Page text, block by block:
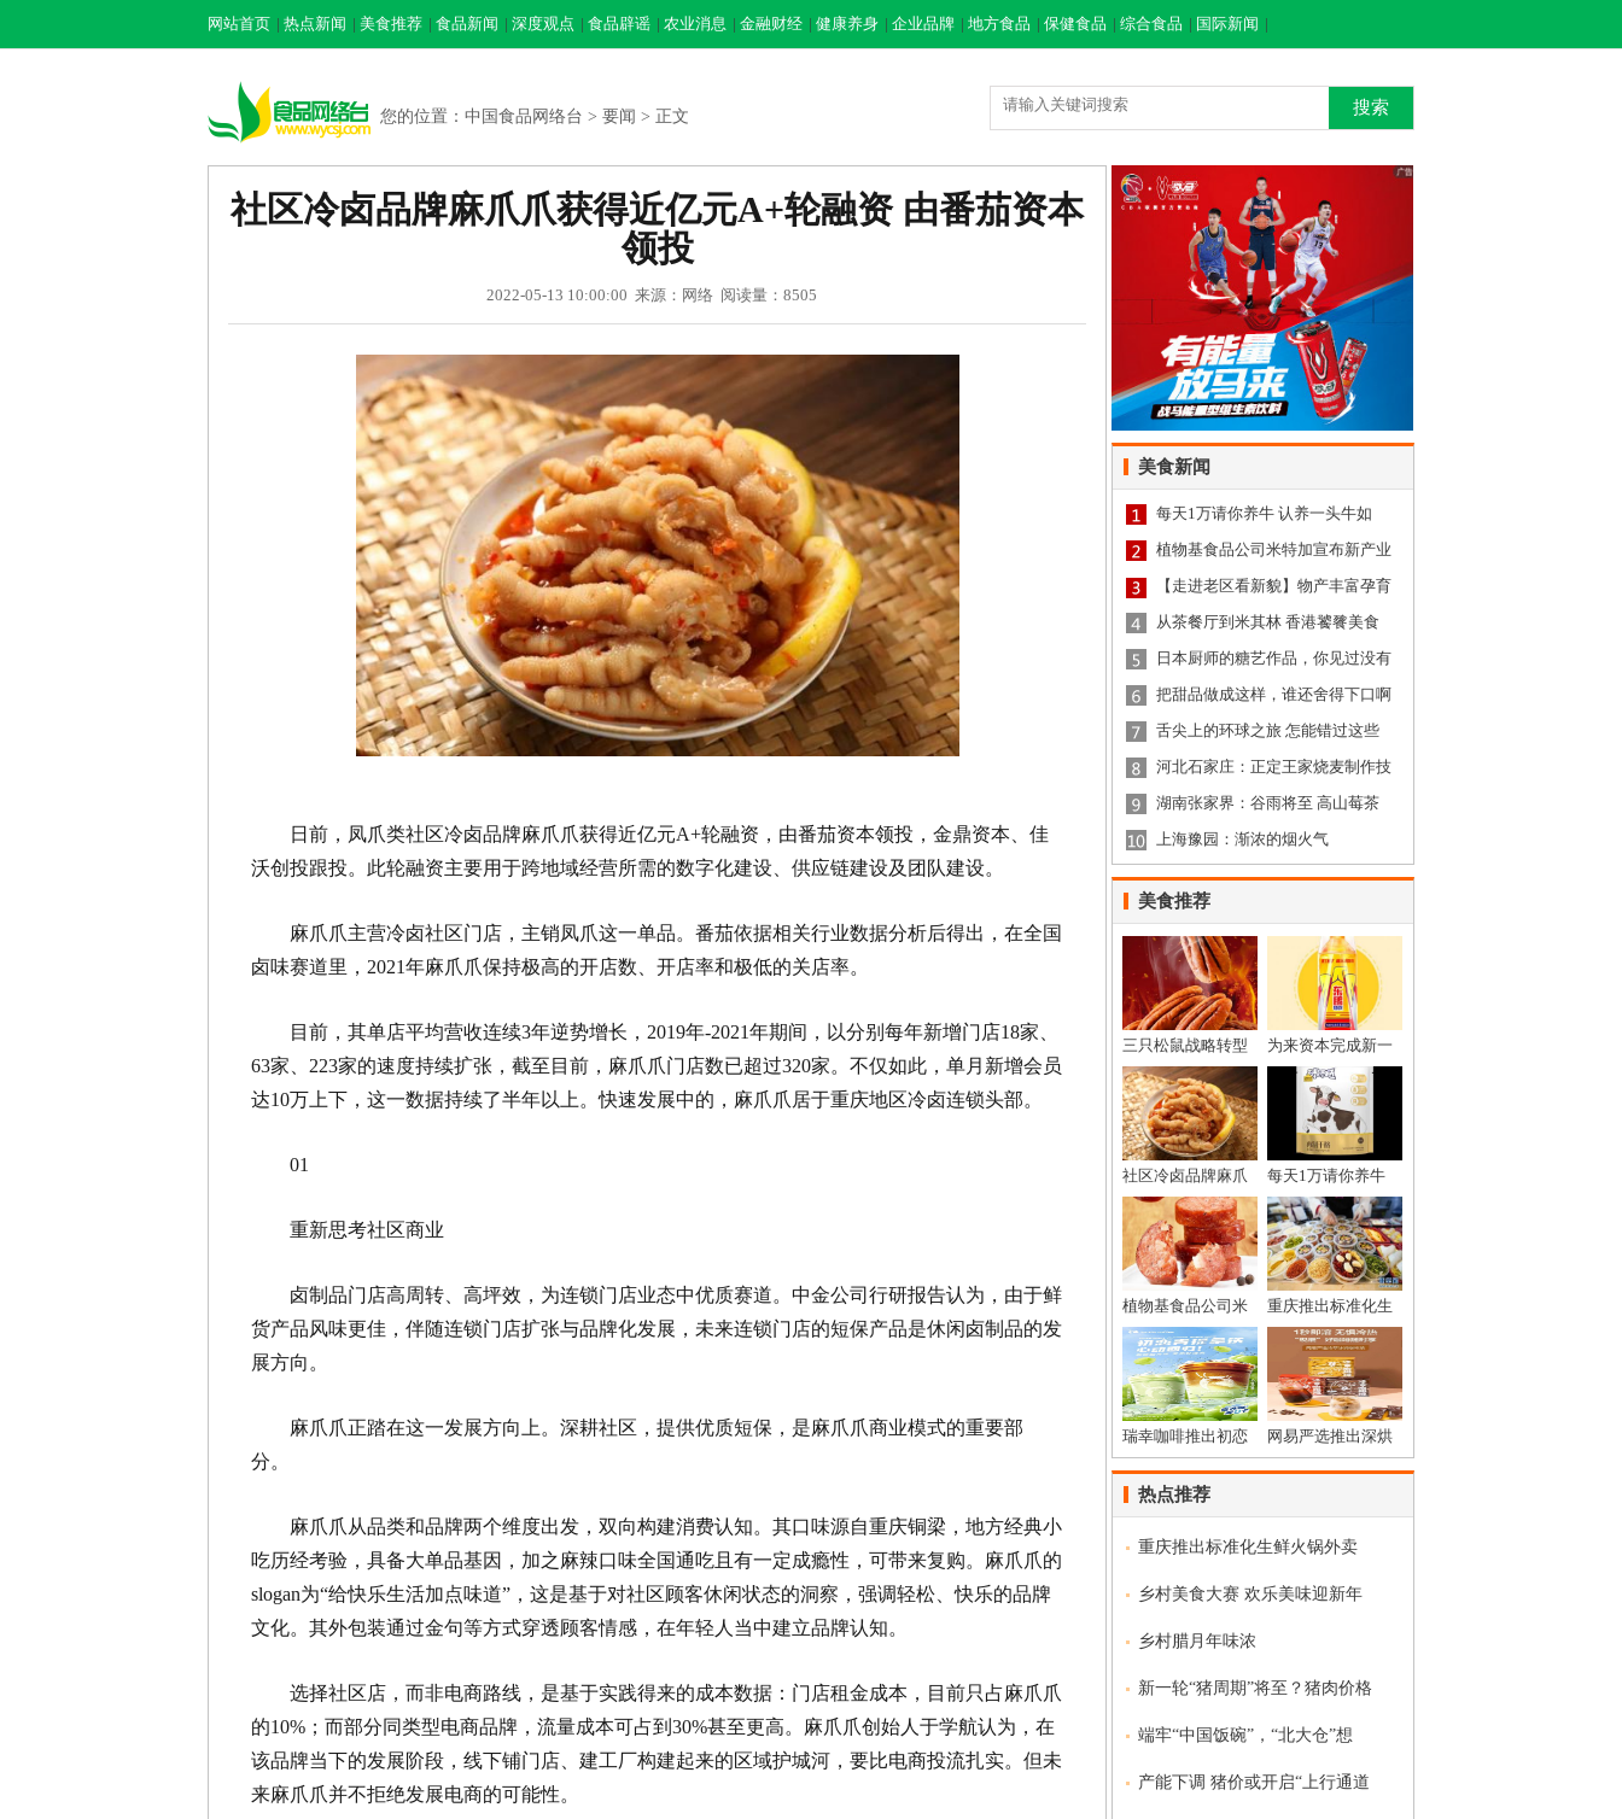
网站首页 | 热点新闻 | 美食推荐 | 食品新闻 | 深度观点 | 食品辟谣 | 农业消息 | 金融财经 | 健康养身 | 企业品牌 | 地方食品 | 保健食品 | 综合食品 | 国际新闻 |
您的位置： 中国食品网络台 > 要闻 > 正文 搜索
社区冷卤品牌麻爪爪获得近亿元A+轮融资 由番茄资本
领投
2022-05-13 10:00:00 来源：网络 阅读量：8505
日前，凤爪类社区冷卤品牌麻爪爪获得近亿元A+轮融资，由番茄资本领投，金鼎资本、佳
沃创投跟投。此轮融资主要用于跨地域经营所需的数字化建设、供应链建设及团队建设。
麻爪爪主营冷卤社区门店，主销凤爪这一单品。番茄依据相关行业数据分析后得出，在全国
卤味赛道里，2021年麻爪爪保持极高的开店数、开店率和极低的关店率。
目前，其单店平均营收连续3年逆势增长，2019年-2021年期间，以分别每年新增门店18家、
63家、223家的速度持续扩张，截至目前，麻爪爪门店数已超过320家。不仅如此，单月新增会员
达10万上下，这一数据持续了半年以上。快速发展中的，麻爪爪居于重庆地区冷卤连锁头部。
01
重新思考社区商业
卤制品门店高周转、高坪效，为连锁门店业态中优质赛道。中金公司行研报告认为，由于鲜
货产品风味更佳，伴随连锁门店扩张与品牌化发展，未来连锁门店的短保产品是休闲卤制品的发
展方向。
麻爪爪正踏在这一发展方向上。深耕社区，提供优质短保，是麻爪爪商业模式的重要部
分。
麻爪爪从品类和品牌两个维度出发，双向构建消费认知。其口味源自重庆铜梁，地方经典小
吃历经考验，具备大单品基因，加之麻辣口味全国通吃且有一定成瘾性，可带来复购。麻爪爪的
slogan为“给快乐生活加点味道”，这是基于对社区顾客休闲状态的洞察，强调轻松、快乐的品牌
文化。其外包装通过金句等方式穿透顾客情感，在年轻人当中建立品牌认知。
选择社区店，而非电商路线，是基于实践得来的成本数据：门店租金成本，目前只占麻爪爪
的10%；而部分同类型电商品牌，流量成本可占到30%甚至更高。麻爪爪创始人于学航认为，在
该品牌当下的发展阶段，线下铺门店、建工厂构建起来的区域护城河，要比电商投流扎实。但未
来麻爪爪并不拒绝发展电商的可能性。
美食新闻
每天1万请你养牛 认养一头牛如
植物基食品公司米特加宣布新产业
【走进老区看新貌】物产丰富孕育
从茶餐厅到米其林 香港饕餮美食
日本厨师的糖艺作品，你见过没有
把甜品做成这样，谁还舍得下口啊
舌尖上的环球之旅 怎能错过这些
河北石家庄：正定王家烧麦制作技
湖南张家界：谷雨将至 高山莓茶
上海豫园：渐浓的烟火气
美食推荐
三只松鼠战略转型 为来资本完成新一
社区冷卤品牌麻爪 每天1万请你养牛
植物基食品公司米 重庆推出标准化生
瑞幸咖啡推出初恋 网易严选推出深烘
热点推荐
重庆推出标准化生鲜火锅外卖
乡村美食大赛 欢乐美味迎新年
乡村腊月年味浓
新一轮“猪周期”将至？猪肉价格
端牢“中国饭碗”，“北大仓”想
产能下调 猪价或开启“上行通道